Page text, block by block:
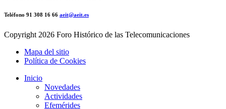
Teléfono 91 308 16 66 aeit@aeit.es
Copyright 2026 Foro Histórico de las Telecomunicaciones
Mapa del sitio
Política de Cookies
Inicio
Novedades
Actividades
Efemérides